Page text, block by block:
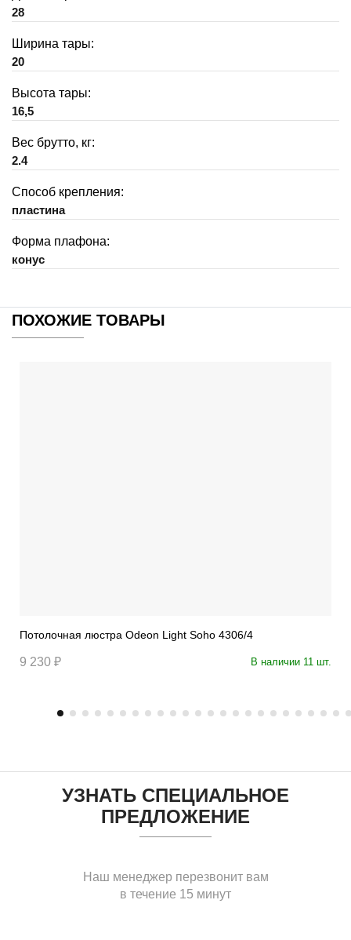
28
Ширина тары:
20
Высота тары:
16,5
Вес брутто, кг:
2.4
Способ крепления:
пластина
Форма плафона:
конус
ПОХОЖИЕ ТОВАРЫ
Потолочная люстра Odeon Light Soho 4306/4
9 230 ₽ В наличии 11 шт.
УЗНАТЬ СПЕЦИАЛЬНОЕ
ПРЕДЛОЖЕНИЕ
Наш менеджер перезвонит вам
в течение 15 минут